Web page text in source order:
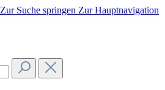
Zur Suche springen Zur Hauptnavigation